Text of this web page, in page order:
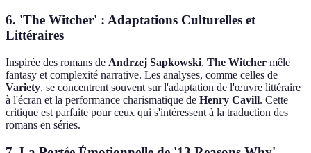
6. 'The Witcher' : Adaptations Culturelles et
Littéraires
Inspirée des romans de Andrzej Sapkowski, The Witcher mêle
fantasy et complexité narrative. Les analyses, comme celles de
Variety, se concentrent souvent sur l'adaptation de l'œuvre littéraire
à l'écran et la performance charismatique de Henry Cavill. Cette
critique est parfaite pour ceux qui s'intéressent à la traduction des
romans en séries.